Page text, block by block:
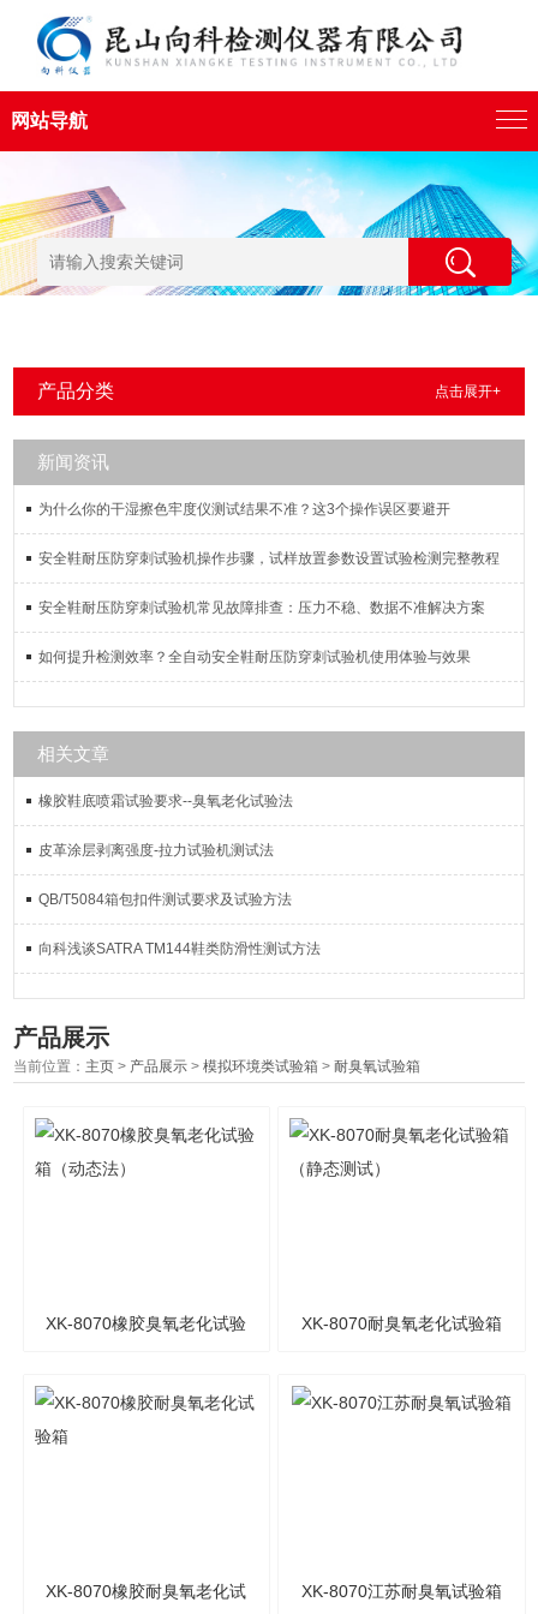
网站导航
产品分类 点击展开+
新闻资讯
为什么你的干湿擦色牢度仪测试结果不准？这3个操作误区要避开
安全鞋耐压防穿刺试验机操作步骤，试样放置参数设置试验检测完整教程
安全鞋耐压防穿刺试验机常见故障排查：压力不稳、数据不准解决方案
如何提升检测效率？全自动安全鞋耐压防穿刺试验机使用体验与效果
相关文章
橡胶鞋底喷霜试验要求--臭氧老化试验法
皮革涂层剥离强度-拉力试验机测试法
QB/T5084箱包扣件测试要求及试验方法
向科浅谈SATRA TM144鞋类防滑性测试方法
产品展示
当前位置： 主页 > 产品展示 >模拟环境类试验箱 >耐臭氧试验箱
XK-8070橡胶臭氧老化试验 XK-8070耐臭氧老化试验箱
XK-8070橡胶耐臭氧老化试 XK-8070江苏耐臭氧试验箱